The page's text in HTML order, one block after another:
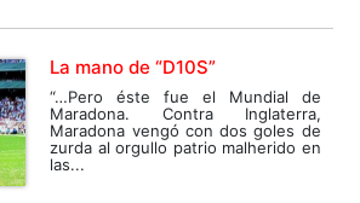
La mano de “D10S”
“…Pero éste fue el Mundial de
Maradona. Contra Inglaterra,
Maradona vengó con dos goles de
zurda al orgullo patrio malherido en
las...